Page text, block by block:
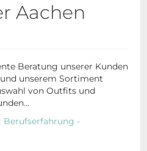
Aachen
Beratung unserer Kunden
unserem Sortiment
von Outfits und
Berufserfahrung -